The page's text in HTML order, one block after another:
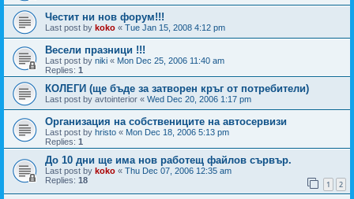
Честит ни нов форум!!!
Last post by koko « Tue Jan 15, 2008 4:12 pm
Весели празници !!!
Last post by niki « Mon Dec 25, 2006 11:40 am
Replies: 1
КОЛЕГИ (ще бъде за затворен кръг от потребители)
Last post by avtointerior « Wed Dec 20, 2006 1:17 pm
Организация на собствениците на автосервизи
Last post by hristo « Mon Dec 18, 2006 5:13 pm
Replies: 1
До 10 дни ще има нов работещ файлов сървър.
Last post by koko « Thu Dec 07, 2006 12:35 am
Replies: 18 1 2